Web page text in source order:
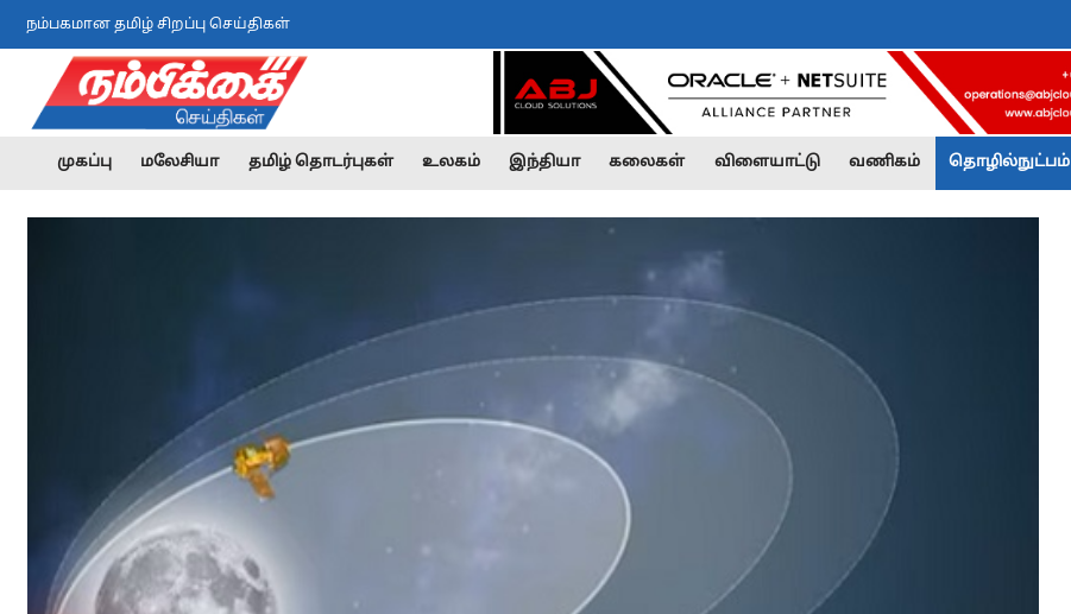
நம்பகமான தமிழ் சிறப்பு செய்திகள்
முகப்பு மலேசியா தமிழ் தொடர்புகள் உலகம் இந்தியா கலைகள் விளையாட்டு வணிகம் தொழில்நுட்பம்